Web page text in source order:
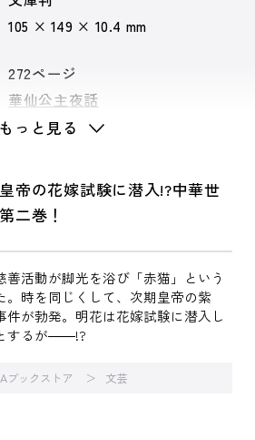
105 × 149 × 10.4 mm
272ページ
華仙公主夜話
もっと見る
帝の花嫁試験に潜入!?中華世
二巻！
活動が脚光を浴び「赤猫」という
。時を同じくして、次期皇帝の紫
件が勃発。明花は花嫁試験に潜入し
するが――!?
ブックストア 文芸